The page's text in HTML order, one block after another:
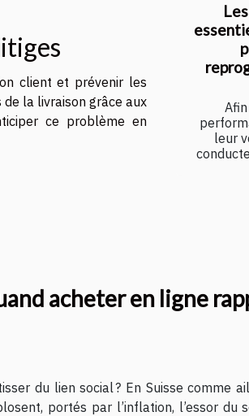
client et prévenir les
la livraison grâce aux
ce problème en
leur
acheter en ligne
du lien social ? En Suisse comme
portés par l’inflation, l’essor du